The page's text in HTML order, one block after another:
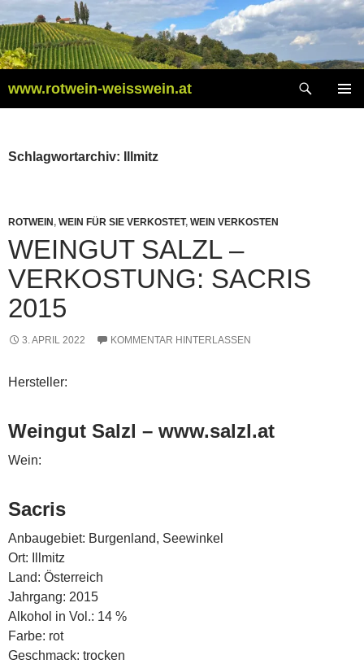
Inhalt
springen
www.rotwein-weisswein.at
Schlagwortarchiv: Illmitz
ROTWEIN , WEIN FÜR SIE VERKOSTET, WEIN VERKOSTEN
WEINGUT SALZL –
VERKOSTUNG: SACRIS
2015
3. APRIL 2022 KOMMENTAR HINTERLASSEN
Hersteller:
Weingut Salzl – www.salzl.at
Wein:
Sacris
Anbaugebiet: Burgenland, Seewinkel
Ort: Illmitz
Land: Österreich
Jahrgang: 2015
Alkohol in Vol.: 14 %
Farbe: rot
Geschmack: trocken